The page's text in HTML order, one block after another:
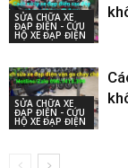
SỬA CHỮA XE
ĐẠP ĐIỆN - CỨU
HỘ XE ĐẠP ĐIỆN
SỬA CHỮA XE
ĐẠP ĐIỆN - CỨU
HỘ XE ĐẠP ĐIỆN